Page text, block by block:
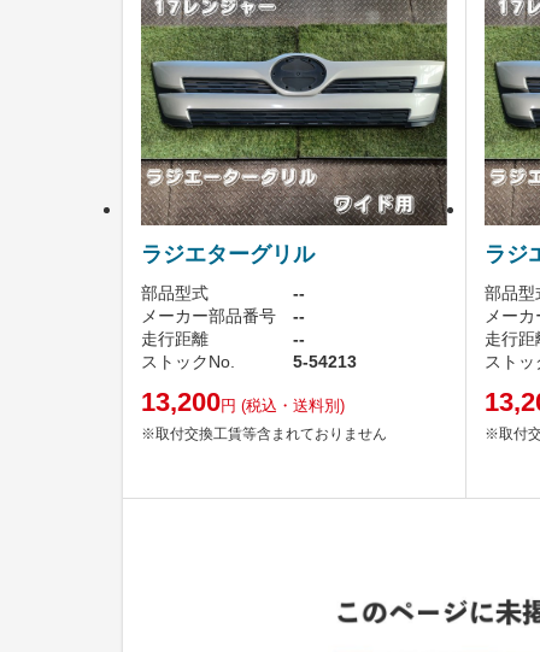
ラジエターグリル
部品型式
--
メーカー部品番号
--
走行距離
--
ストックNo.
5-54213
13,200円 (税込・送料別)
※取付交換工賃等含まれておりません
ラジ
部品型
メー
走行距
スト
※取付